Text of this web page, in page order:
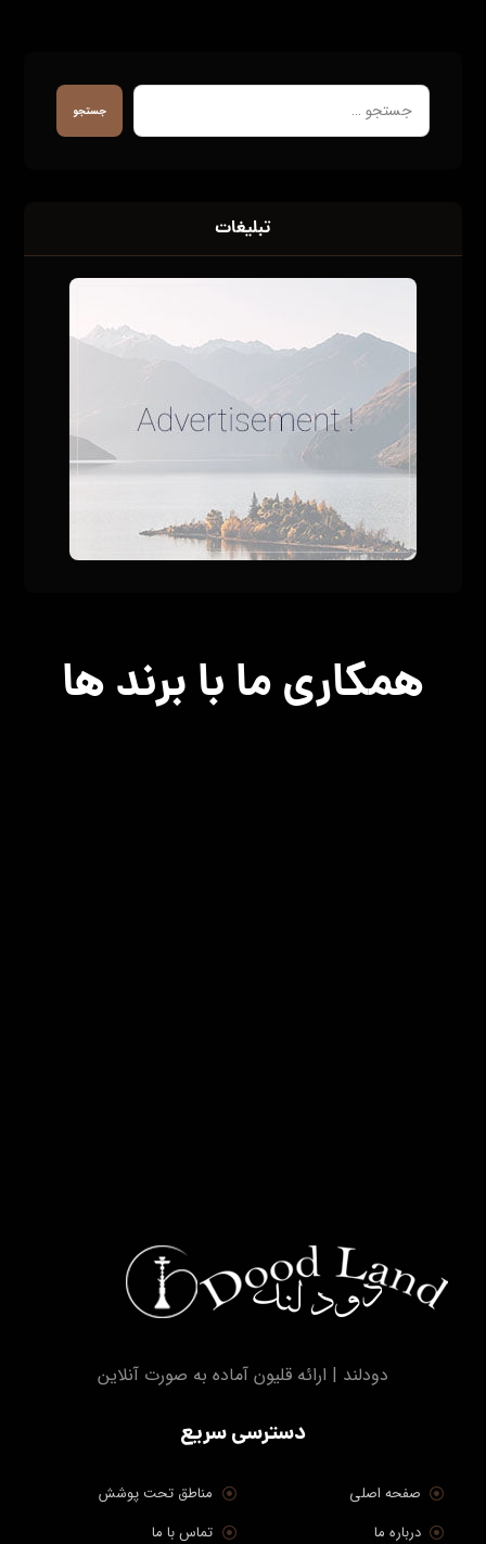
جستجو
تبلیغات
همکاری ما با برند ها
دودلند | ارائه قلیون آماده به صورت آنلاین
دسترسی سریع
صفحه اصلی
مناطق تحت پوشش
درباره ما
تماس با ما